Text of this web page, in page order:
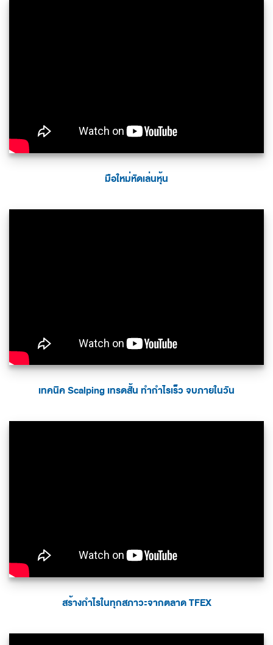
มือใหม่หัดเล่นหุ้น
เทคนิค Scalping เทรดสั้น ทำกำไรเร็ว จบภายในวัน
สร้างกำไรในทุกสภาวะจากตลาด TFEX